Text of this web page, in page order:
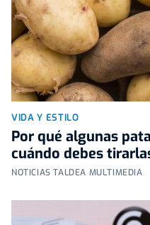
VIDA Y ESTILO
Por qué algunas
cuándo debes
NOTICIAS TALDEA MULTIMEDIA